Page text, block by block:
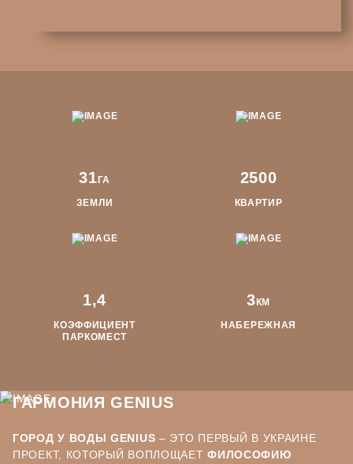
31 ГА
ЗЕМЛИ
2500
КВАРТИР
1,4
КОЭФФИЦИЕНТ
ПАРКОМЕСТ
3 КМ
НАБЕРЕЖНАЯ
ГАРМОНИЯ GENIUS
ГОРОД У ВОДЫ GENIUS – ЭТО ПЕРВЫЙ В УКРАИНЕ
ПРОЕКТ, КОТОРЫЙ ВОПЛОЩАЕТФИЛОСОФИЮ